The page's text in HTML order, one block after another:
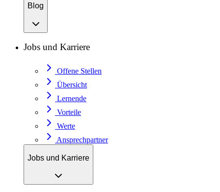
Blog
Jobs und Karriere
Offene Stellen
Übersicht
Lernende
Vorteile
Werte
Ansprechpartner
Jobs und Karriere